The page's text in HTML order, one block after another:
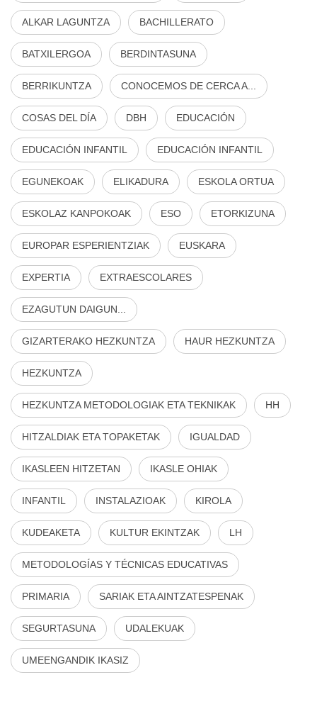
ALKAR LAGUNTZA BACHILLERATO
BATXILERGOA BERDINTASUNA
BERRIKUNTZA CONOCEMOS DE CERCA A...
COSAS DEL DÍA DBH EDUCACIÓN
EDUCACIÓN INFANTIL EDUCACIÓN INFANTIL
EGUNEKOAK ELIKADURA ESKOLA ORTUA
ESKOLAZ KANPOKOAK ESO ETORKIZUNA
EUROPAR ESPERIENTZIAK EUSKARA
EXPERTIA EXTRAESCOLARES
EZAGUTUN DAIGUN...
GIZARTERAKO HEZKUNTZA HAUR HEZKUNTZA
HEZKUNTZA
HEZKUNTZA METODOLOGIAK ETA TEKNIKAK HH
HITZALDIAK ETA TOPAKETAK IGUALDAD
IKASLEEN HITZETAN IKASLE OHIAK
INFANTIL INSTALAZIOAK KIROLA
KUDEAKETA KULTUR EKINTZAK LH
METODOLOGÍAS Y TÉCNICAS EDUCATIVAS
PRIMARIA SARIAK ETA AINTZATESPENAK
SEGURTASUNA UDALEKUAK
UMEENGANDIK IKASIZ